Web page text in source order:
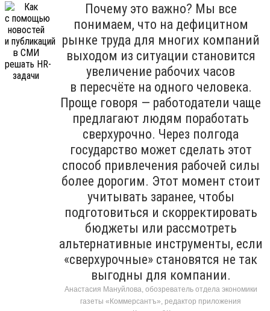
Почему это важно? Мы все
понимаем, что на дефицитном
рынке труда для многих компаний
выходом из ситуации становится
увеличение рабочих часов
в пересчёте на одного человека.
Проще говоря — работодатели чаще
предлагают людям поработать
сверхурочно. Через полгода
государство может сделать этот
способ привлечения рабочей силы
более дорогим. Этот момент стоит
учитывать заранее, чтобы
подготовиться и скорректировать
бюджеты или рассмотреть
альтернативные инструменты, если
«сверхурочные» становятся не так
выгодны для компании.
Анастасия Мануйлова, обозреватель отдела экономики
газеты «Коммерсантъ», редактор приложения